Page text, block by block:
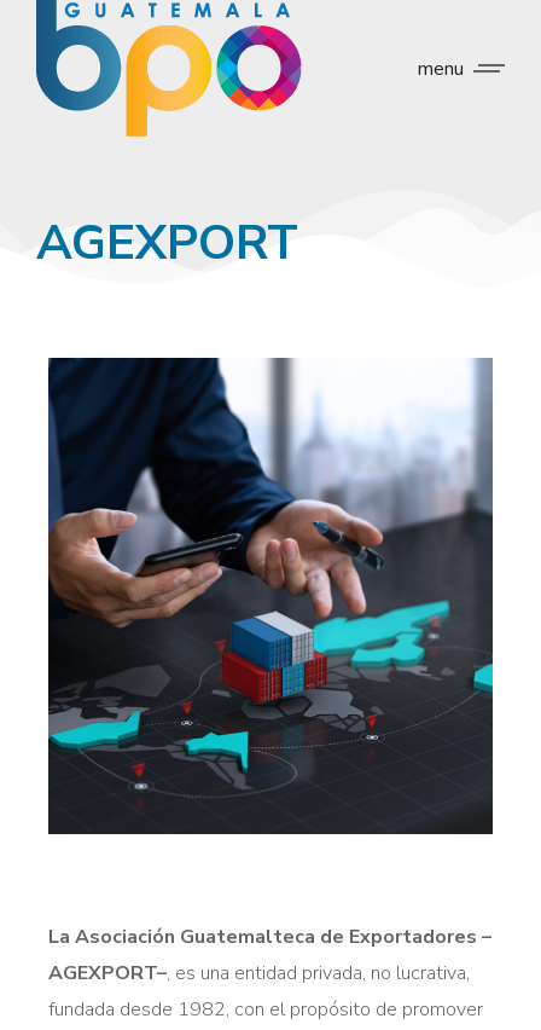
menu
AGEXPORT
La Asociación Guatemalteca de Exportadores –
AGEXPORT–, es una entidad privada, no lucrativa,
fundada desde 1982, con el propósito de promover